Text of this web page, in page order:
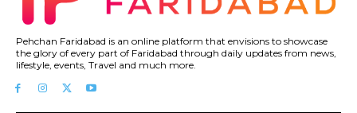
Pehchan Faridabad is an online platform that envisions to showcase
the glory of every part of Faridabad through daily updates from news,
lifestyle, events, Travel and much more.